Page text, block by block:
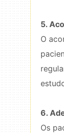
5.
O
6.
Os